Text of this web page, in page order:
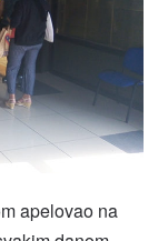
apelovao na